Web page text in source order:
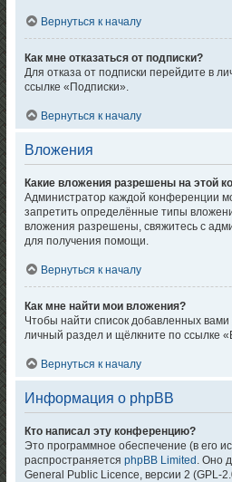
Вернуться к началу
Как мне отказаться от подписки?
Для отказа от подписки перейдите в
ссылке «Подписки».
Вернуться к началу
Вложения
Какие вложения разрешены на этой
Администратор каждой конференции
запретить определённые типы
вложения разрешены, свяжитесь с
для получения помощи.
Вернуться к началу
Как мне найти мои вложения?
Чтобы найти список добавленных
личный раздел и щёлкните по ссылке
Вернуться к началу
Информация о phpBB
Кто написал эту конференцию?
Это программное обеспечение (в его
распространяетсяphpBB Limited . Оно
General Public Licence, версии 2 (GPL-